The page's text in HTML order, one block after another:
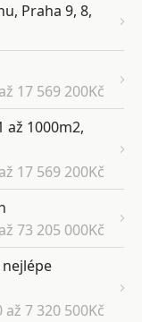
Praha 9, 8,
17 569 200Kč
1000m2,
17 569 200Kč
73 205 000Kč
až 7 320 500Kč